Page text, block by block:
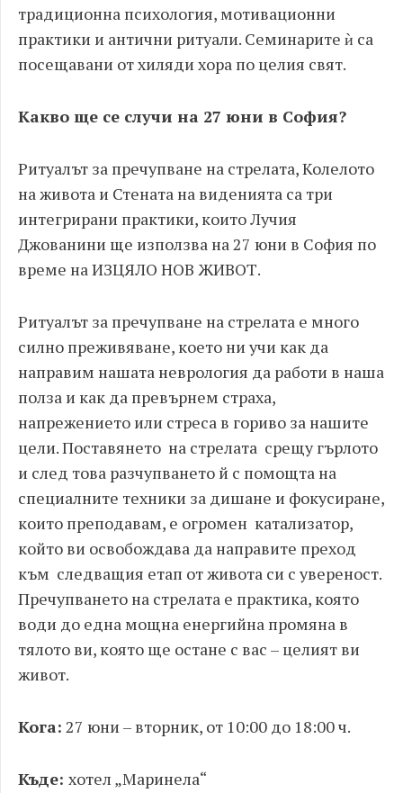
традиционна психология, мотивационни
практики и антични ритуали. Семинарите ѝ са
посещавани от хиляди хора по целия свят.
Какво ще се случи на 27 юни в София?
Ритуалът за пречупване на стрелата, Колелото
на живота и Стената на виденията са три
интегрирани практики, които Лучия
Джованини ще използва на 27 юни в София по
време на ИЗЦЯЛО НОВ ЖИВОТ.
Ритуалът за пречупване на стрелата е много
силно преживяване, което ни учи как да
направим нашата неврология да работи в наша
полза и как да превърнем страха,
напрежението или стреса в гориво за нашите
цели. Поставянето на стрелата срещу гърлото
и след това разчупването й с помощта на
специалните техники за дишане и фокусиране,
които преподавам, е огромен катализатор,
който ви освобождава да направите преход
към следващия етап от живота си с увереност.
Пречупването на стрелата е практика, която
води до една мощна енергийна промяна в
тялото ви, която ще остане с вас – целият ви
живот.
Кога: 27 юни – вторник, от 10:00 до 18:00 ч.
Къде: хотел „Маринела“